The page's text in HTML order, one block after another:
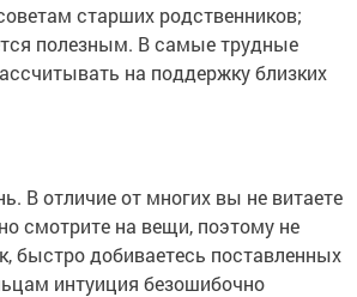
старших родственников;
полезным. В самые трудные
на поддержку близких
В отличие от многих вы не витаете
смотрите на вещи, поэтому не
быстро добиваетесь поставленных
интуиция безошибочно